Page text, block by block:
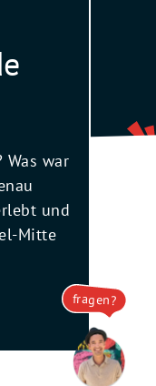
fragen?
Was war
und
Mitte